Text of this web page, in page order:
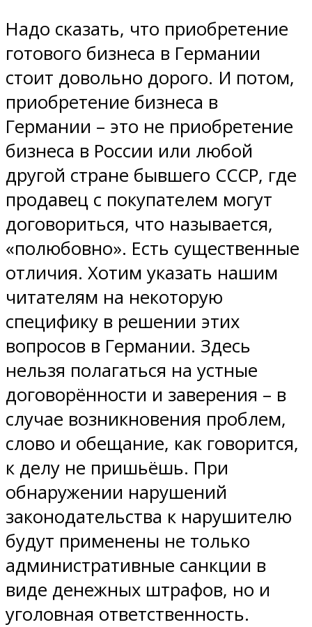
Надо сказать, что приобретение
готового бизнеса в Германии
стоит довольно дорого. И потом,
приобретение бизнеса в
Германии – это не приобретение
бизнеса в России или любой
другой стране бывшего СССР, где
продавец с покупателем могут
договориться, что называется,
«полюбовно». Есть существенные
отличия. Хотим указать нашим
читателям на некоторую
специфику в решении этих
вопросов в Германии. Здесь
нельзя полагаться на устные
договорённости и заверения – в
случае возникновения проблем,
слово и обещание, как говорится,
к делу не пришьёшь. При
обнаружении нарушений
законодательства к нарушителю
будут применены не только
административные санкции в
виде денежных штрафов, но и
уголовная ответственность.